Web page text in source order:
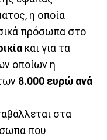
η οποία
πρόσωπα στο
και για τα
οποίων η
8.000 ευρώ ανά
στα
που